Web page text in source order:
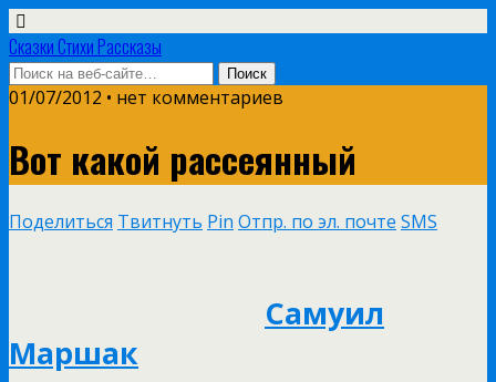
Сказки Стихи Рассказы
01/07/2012 • нет комментариев
Вот какой рассеянный
Поделиться Твитнуть Pin Отпр. по эл. почте SMS
Самуил
Маршак